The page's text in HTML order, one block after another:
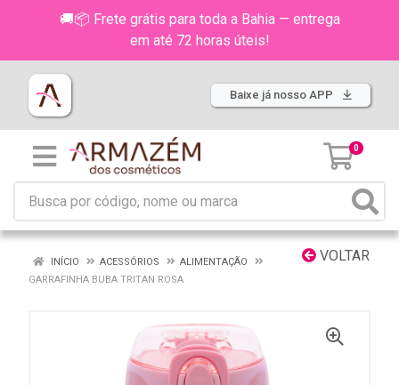
🚚📦 Frete grátis para toda a Bahia — entrega
em até 72 horas úteis!
Baixe já nosso APP
0
VOLTAR
INÍCIO ACESSÓRIOS
ALIMENTAÇÃO
GARRAFINHA BUBA TRITAN ROSA